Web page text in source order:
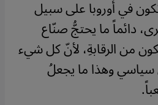
في أوروبا على سبيل
دائماً ما يحتجُّ صنّاع
من الرقابةِ، لأنّ كل شيء
وهذا ما يجعلُ